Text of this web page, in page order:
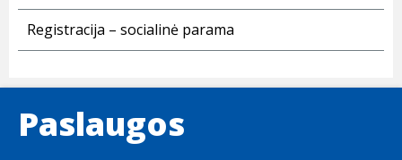
Registracija – socialinė parama
Paslaugos